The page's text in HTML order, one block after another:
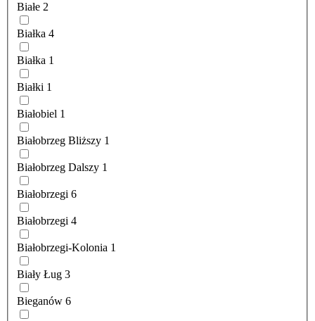
Białe 2
Białka 4
Białka 1
Białki 1
Białobiel 1
Białobrzeg Bliższy 1
Białobrzeg Dalszy 1
Białobrzegi 6
Białobrzegi 4
Białobrzegi-Kolonia 1
Biały Ług 3
Bieganów 6